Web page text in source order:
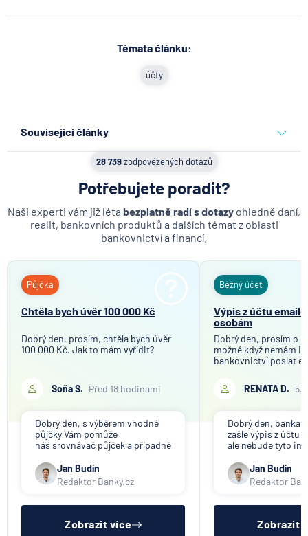
Témata článku:
účty
Související články
Partners Banka spouští
nákup a prodej bitcoinu
přímo v Partners App
6.8.2026 Daně
triky bankovních
podvodníků
Partners Banka spouští
termínovaný vklad 4,33 %
p.a. na 6 měsíců
Daně
Jak dnes vykládat výsledky
zátěžových testů ČNB
Zobrazit všechny články
28 739zodpovězených dotazů
Potřebujete poradit?
Naši experti vám již léta bezplatně radí s dotazy ohledně daní,
realit, bankovních produktů a dalších témat z oblasti
bankovnictví a financí.
Půjčka
Chtěla bych úvěr 100 000 Kč
Dobrý den, prosím, chtěla bych úvěr
100 000 Kč. Jak to mám vyřídit?
Soňa S. Před 18 hodinami
Dobrý den, s výběrem vhodné
půjčky Vám pomůže
náš srovnávač půjček a případně
půjček. Pro získání půjčky je
třeba mít dostatečný příjem,
nebýt ve zkušební ani výpovědní
Jan Budín
Redaktor Banky.cz
Zobrazit více
Běžný účet
Výpis z účtu
osobám
Dobrý den, prosím o
možné když nemám
bankovnictví poslat
společnosti, které
účelem ověření
RENATA D.
Dobrý den, banka
zašle výpis z účtu
ale nebude tyto
společnosti).
přeposlání emailu
jiným osobám či
Jan Budín
Redaktor
Zobrazit